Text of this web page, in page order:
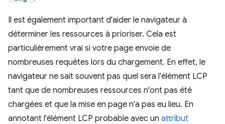
Il est également important d'aider le navigateur à
déterminer les ressources à prioriser. Cela est
particulièrement vrai si votre page envoie de
nombreuses requêtes lors du chargement. En effet, le
navigateur ne sait souvent pas quel sera l'élément LCP
tant que de nombreuses ressources n'ont pas été
chargées et que la mise en page n'a pas eu lieu. En
annotant l'élément LCP probable avec un attribut